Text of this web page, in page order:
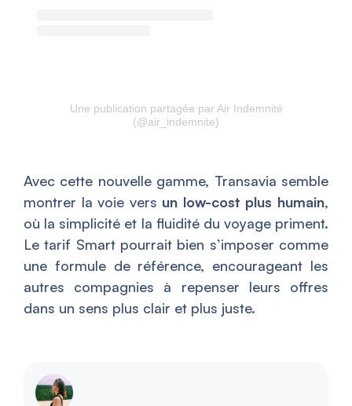
Une publication partagée par Air Indemnité
(@air_indemnite)
Avec cette nouvelle gamme, Transavia semble
montrer la voie vers un low-cost plus humain,
où la simplicité et la fluidité du voyage priment.
Le tarif Smart pourrait bien s’imposer comme
une formule de référence, encourageant les
autres compagnies à repenser leurs offres
dans un sens plus clair et plus juste.